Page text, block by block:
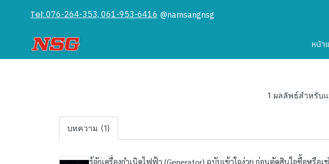
Tel: 076-264-353, 061-953-6416 @namsangnsg
หน้า
1 ผลลัพธ์สำหรับ
บทความ (1)
รู้จักเครื่องกำเนิดไฟฟ้า (Generator) ฉบับเข้าใจง่าย ก่อนตัดสินใจซื้อหรือเ